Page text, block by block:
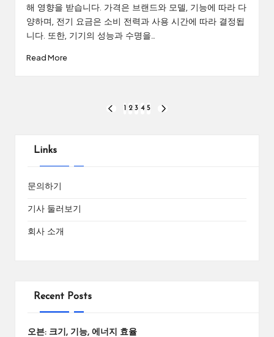
해 영향을 받습니다. 가격은 브랜드와 모델, 기능에 따라 다
양하며, 전기 요금은 소비 전력과 사용 시간에 따라 결정됩
니다. 또한, 기기의 성능과 수명을…
Read More
PREVIOUS
2 3 4 5
Links
문의하기
기사 둘러보기
회사 소개
Recent Posts
오븐: 크기, 기능, 에너지 효율